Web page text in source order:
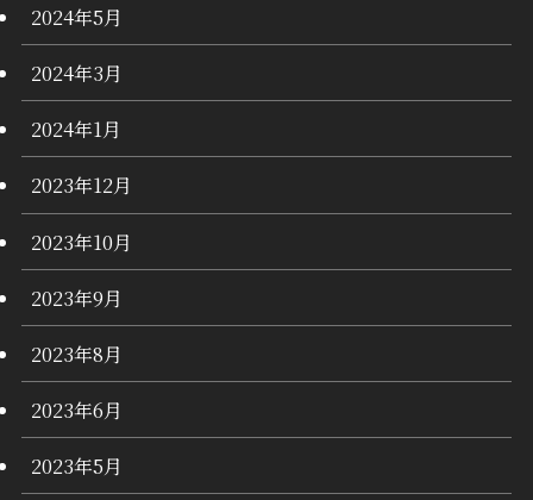
2024年5月
2024年3月
2024年1月
2023年12月
2023年10月
2023年9月
2023年8月
2023年6月
2023年5月